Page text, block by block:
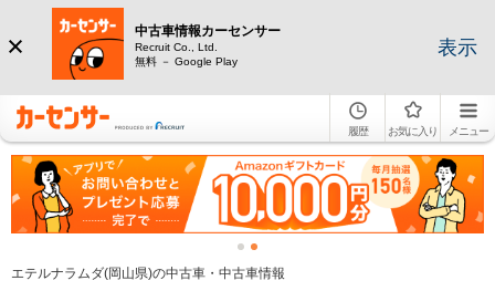
中古車情報カーセンサー
Recruit Co., Ltd.
無料 － Google Play
表示
履歴 お気に入り メニュー
エテルナラムダ(岡山県)の中古車・中古車情報